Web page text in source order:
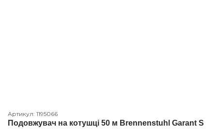
Артикул: 1195066
Подовжувач на котушці 50 м Brennenstuhl Garant S